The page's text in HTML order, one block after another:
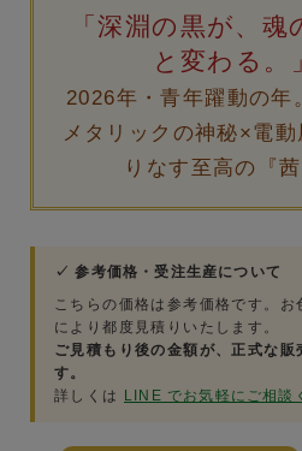
「深淵の黒が、魂
と変わる。
2026年・青年躍動の年
メタリックの神秘×電
りなす至高の『茜
✓ 参考価格・受注生産について
こちらの価格は参考価格です。お
により都度見積りいたします。
ご見積もり後の金額が、正式な販
す。
詳しくは
LINE でお気軽にご相談